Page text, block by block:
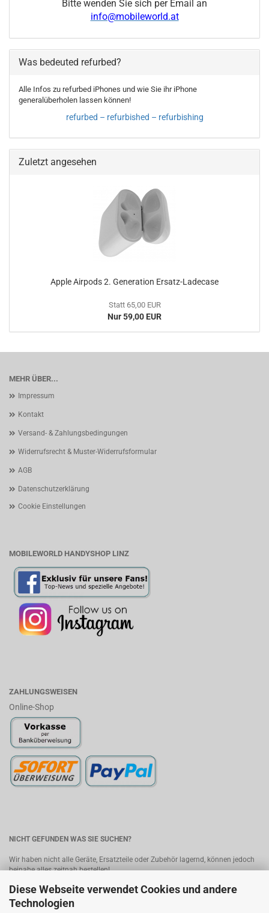
Diese Webseite verwendet Cookies und andere
Technologien
Bitte wenden Sie sich per Email an
info@mobileworld.at
Was bedeuted refurbed?
Alle Infos zu refurbed iPhones und wie Sie ihr iPhone
generalüberholen lassen können!
refurbed – refurbished – refurbishing
Zuletzt angesehen
Apple Airpods 2. Generation Ersatz-Ladecase
Statt 65,00 EUR
Nur 59,00 EUR
MEHR ÜBER...
Impressum
Kontakt
Versand- & Zahlungsbedingungen
Widerrufsrecht & Muster-Widerrufsformular
AGB
Datenschutzerklärung
Cookie Einstellungen
MOBILEWORLD HANDYSHOP LINZ
ZAHLUNGSWEISEN
Online-Shop
NICHT GEFUNDEN WAS SIE SUCHEN?
Wir haben nicht alle Geräte, Ersatzteile oder Zubehör lagernd, können jedoch
beinahe alles zeitnah bestellen!
Bitte senden Sie uns Ihre Anfrage, wir melden uns umgehend mit einem
Angebot.Kontakt